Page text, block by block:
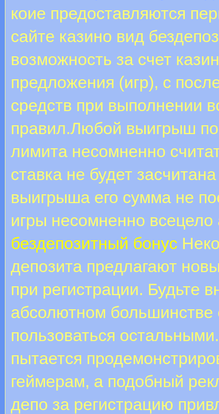
коие предоставляются
сайте казино вид
возможность за счет
предложения (игр), с
средств при выполнении
правил.Любой выигрыш
лимита несомненно
ставка не будет
выигрыша его сумма не
игры несомненно
бездепозитный бонус
депозита предлагают
при регистрации. Будьте
абсолютном большинстве
пользоваться
пытается
геймерам, а подобный
депо за регистрацию